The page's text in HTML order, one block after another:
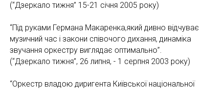
(“Дзеркало тижня” 15-21 січня 2005 року)
“Під руками Германа Макаренка,який дивно відчуває
музичний час і закони співочого дихання, динаміка
звучання оркестру виглядає оптимально”.
(“Дзеркало тижня”, 26 липня, - 1 серпня 2003 року)
“Оркестр владою диригента Київської національної